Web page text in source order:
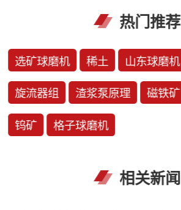
热门推荐
选矿球磨机 稀土 山东球磨机
旋流器组 渣浆泵原理 磁铁矿
钨矿 格子球磨机
相关新闻